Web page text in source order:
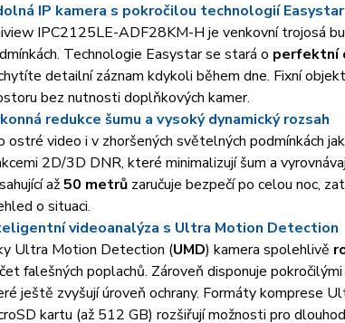
IP kamera s pokročilou technologií Easystar
IPC2125LE-ADF28KM-H je venkovní trojosá
Technologie Easystar se stará o perfektní
detailní záznam kdykoli během dne. Fixní
bez nutnosti doplňkových kamer.
redukce šumu a vysoký dynamický rozsah
ostré video i v zhoršených světelných podmínkách
2D/3D DNR, které minimalizují šum a
až50 metrůzaručuje bezpečí po celou noc,
o situaci.
videoanalýza s Ultra Motion Detection
Ultra Motion Detection (UMD) kamera spolehlivě
falešných poplachů. Zároveň disponuje
ještě zvyšují úroveň ochrany. Formáty komprese
kartu (až 512 GB) rozšiřují možnosti pro